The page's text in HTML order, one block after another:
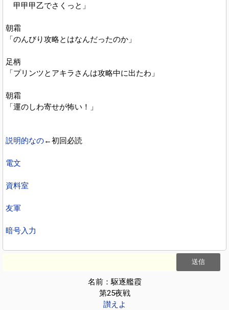
甲甲甲乙でさくっと」
朝霜
「のんびり攻略とはなんだったのか」
足柄
「プリンツとアキラさんは攻略中に出たわ」
朝霜
「運のしわ寄せが怖い！」
説明的なの←初回必読
電文
資料室
友軍
暗号入力
名前：駆逐艦霞
第25夜戦
讃えよ